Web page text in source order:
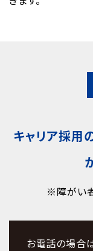
キャリア採用
※障がい
お電話の場合